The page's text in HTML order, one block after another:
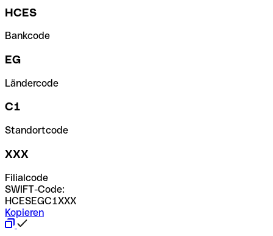
HCES
Bankcode
EG
Ländercode
C1
Standortcode
XXX
Filialcode
SWIFT-Code:
HCESEGC1XXX
Kopieren